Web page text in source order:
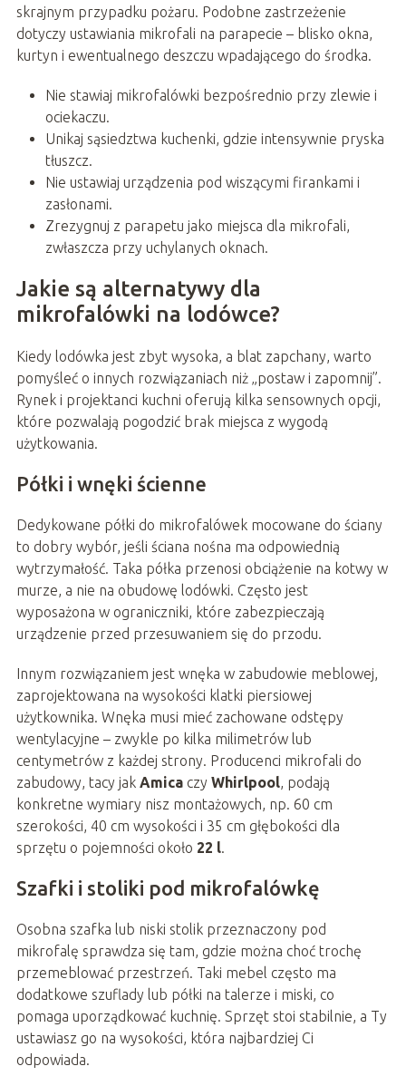
skrajnym przypadku pożaru. Podobne zastrzeżenie
dotyczy ustawiania mikrofali na parapecie – blisko okna,
kurtyn i ewentualnego deszczu wpadającego do środka.
Nie stawiaj mikrofalówki bezpośrednio przy zlewie i
ociekaczu.
Unikaj sąsiedztwa kuchenki, gdzie intensywnie pryska
tłuszcz.
Nie ustawiaj urządzenia pod wiszącymi firankami i
zasłonami.
Zrezygnuj z parapetu jako miejsca dla mikrofali,
zwłaszcza przy uchylanych oknach.
Jakie są alternatywy dla
mikrofalówki na lodówce?
Kiedy lodówka jest zbyt wysoka, a blat zapchany, warto
pomyśleć o innych rozwiązaniach niż „postaw i zapomnij”.
Rynek i projektanci kuchni oferują kilka sensownych opcji,
które pozwalają pogodzić brak miejsca z wygodą
użytkowania.
Półki i wnęki ścienne
Dedykowane półki do mikrofalówek mocowane do ściany
to dobry wybór, jeśli ściana nośna ma odpowiednią
wytrzymałość. Taka półka przenosi obciążenie na kotwy w
murze, a nie na obudowę lodówki. Często jest
wyposażona w ograniczniki, które zabezpieczają
urządzenie przed przesuwaniem się do przodu.
Innym rozwiązaniem jest wnęka w zabudowie meblowej,
zaprojektowana na wysokości klatki piersiowej
użytkownika. Wnęka musi mieć zachowane odstępy
wentylacyjne – zwykle po kilka milimetrów lub
centymetrów z każdej strony. Producenci mikrofali do
zabudowy, tacy jak Amicaczy Whirlpool, podają
konkretne wymiary nisz montażowych, np. 60 cm
szerokości, 40 cm wysokości i 35 cm głębokości dla
sprzętu o pojemności około 22 l.
Szafki i stoliki pod mikrofalówkę
Osobna szafka lub niski stolik przeznaczony pod
mikrofalę sprawdza się tam, gdzie można choć trochę
przemeblować przestrzeń. Taki mebel często ma
dodatkowe szuflady lub półki na talerze i miski, co
pomaga uporządkować kuchnię. Sprzęt stoi stabilnie, a Ty
ustawiasz go na wysokości, która najbardziej Ci
odpowiada.